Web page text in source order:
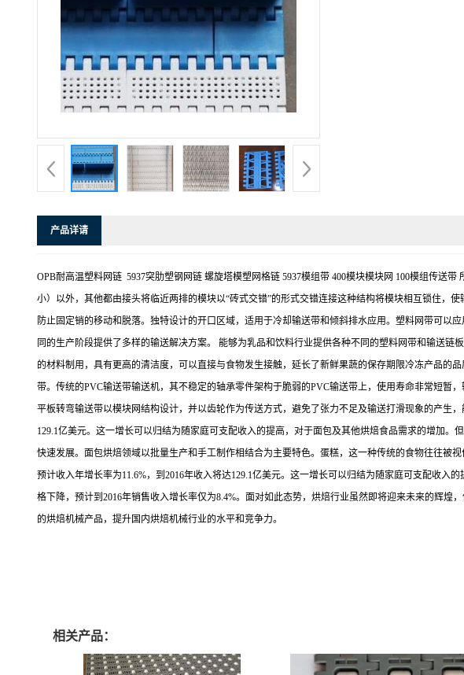
产品详请
OPB耐高温塑料网链 5937突肋塑钢网链 螺旋塔模塑网格链 5937模组带 400模块模块网 100模组传送
小）以外，其他都由接头将临近两排的模块以“砖式交错”的形式交错连接这种结构将模块相互锁住，
防止固定销的移动和脱落。独特设计的开口区域，适用于冷却输送带和倾斜排水应用。塑料网带可
同的生产阶段提供了多样的输送解决方案。 能够为乳品和饮料行业提供各种不同的塑料网带和输送
的材料制用，具有更高的清洁度，可以直接与食物发生接触，延长了新鲜果蔬的保存期限冷冻产品的
带。传统的PVC输送带输送机，其不稳定的轴承零件架构于脆弱的PVC输送带上，使用寿命非常短
平板转弯输送带以模块网结构设计，并以齿轮作为传送方式，避免了张力不足及输送打滑现象的产生
129.1亿美元。这一增长可以归结为随家庭可支配收入的提高，对于面包及其他烘焙食品需求的增加
快速发展。面包烘焙领域以批量生产和手工制作相结合为主要特色。蛋糕，这一种传统的食物往往被
预计收入年增长率为11.6%，到2016年收入将达129.1亿美元。这一增长可以归结为随家庭可支配收
格下降，预计到2016年销售收入增长率仅为8.4%。面对如此态势，烘焙行业虽然即将迎来未来的辉
的烘焙机械产品，提升国内烘焙机械行业的水平和竞争力。
相关产品：